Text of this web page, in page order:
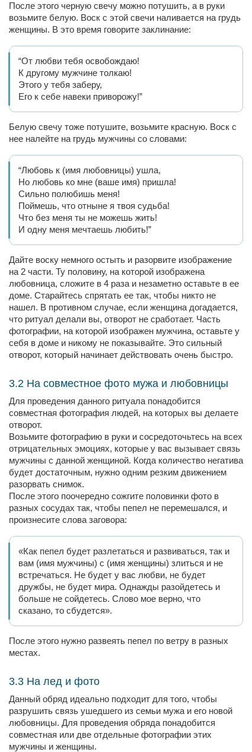
После этого черную свечу можно потушить, а в руки
возьмите белую. Воск с этой свечи наливается на грудь
женщины. В это время говорите заклинание:
“От любви тебя освобождаю!
К другому мужчине толкаю!
Этого у тебя заберу,
Его к себе навеки приворожу!”
Белую свечу тоже потушите, возьмите красную. Воск с
нее налейте на грудь мужчины со словами:
“Любовь к (имя любовницы) ушла,
Но любовь ко мне (ваше имя) пришла!
Сильно полюбишь меня!
Поймешь, что отныне я твоя судьба!
Что без меня ты не можешь жить!
И одну меня мечтаешь любить!”
Дайте воску немного остыть и разорвите изображение
на 2 части. Ту половину, на которой изображена
любовница, сложите в 4 раза и незаметно оставьте в ее
доме. Старайтесь спрятать ее так, чтобы никто не
нашел. В противном случае, если женщина догадается,
что ритуал делали вы, отворот не сработает. Часть
фотографии, на которой изображен мужчина, оставьте у
себя в доме и никому не показывайте. Это сильный
отворот, который начинает действовать очень быстро.
3.2 На совместное фото мужа и любовницы
Для проведения данного ритуала понадобится
совместная фотография людей, на которых вы делаете
отворот.
Возьмите фотографию в руки и сосредоточьтесь на всех
отрицательных эмоциях, которые у вас вызывает связь
мужчины с данной женщиной. Когда количество негатива
будет достаточным, нужно одним резким движением
разорвать снимок.
После этого поочередно сожгите половинки фото в
разных сосудах так, чтобы пепел не перемешался, и
произнесите слова заговора:
«Как пепел будет разлетаться и развиваться, так и
вам (имя мужчины) с (имя женщины) злиться и не
встречаться. Не будет у вас любви, не будет
дружбы, не будет мира. Однажды разойдетесь и
больше не сойдетесь. Слово мое верно, что
сказано, то сбудется».
После этого нужно развеять пепел по ветру в разных
местах.
3.3 На лед и фото
Данный обряд идеально подходит для того, чтобы
разрушить связь ушедшего из семьи мужа и его новой
любовницы. Для проведения обряда понадобится
совместная или две отдельные фотографии этих
мужчины и женщины.